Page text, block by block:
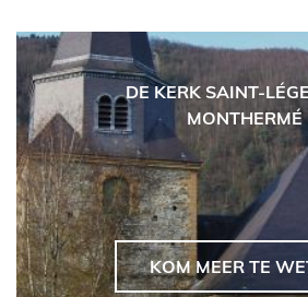
DE KERK SAINT-
MONTHERMÉ
KOM MEER TE